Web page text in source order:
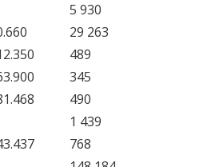
5 930
29 263
489
345
490
1 439
768